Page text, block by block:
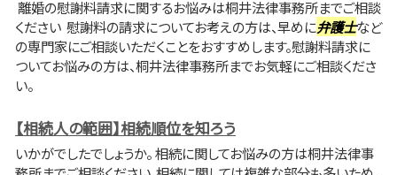
離婚の慰謝料請求に関するお悩みは桐井法律事務所までご相談
ください 慰謝料の請求についてお考えの方は、早めに弁護士など
の専門家にご相談いただくことをおすすめします。慰謝料請求に
ついてお悩みの方は、桐井法律事務所までお気軽にご相談くださ
い。
【相続人の範囲】相続順位を知ろう
いかがでしたでしょうか。 相続に関してお悩みの方は桐井法律事